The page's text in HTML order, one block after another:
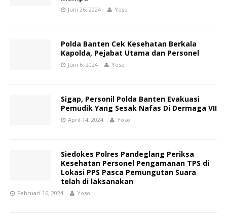
Juni 26, 2024 Yoso
Polda Banten Cek Kesehatan Berkala
Kapolda, Pejabat Utama dan Personel
Juni 6, 2024 Yoso
Sigap, Personil Polda Banten Evakuasi
Pemudik Yang Sesak Nafas Di Dermaga VII
April 14, 2024 Yoso
Siedokes Polres Pandeglang Periksa
Kesehatan Personel Pengamanan TPS di
Lokasi PPS Pasca Pemungutan Suara
telah di laksanakan
Februari 16, 2024 Yoso